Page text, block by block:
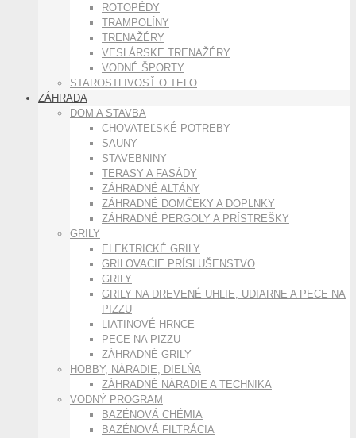
ROTOPÉDY
TRAMPOLÍNY
TRENAŽÉRY
VESLÁRSKE TRENAŽÉRY
VODNÉ ŠPORTY
STAROSTLIVOSŤ O TELO
ZÁHRADA
DOM A STAVBA
CHOVATEĽSKÉ POTREBY
SAUNY
STAVEBNINY
TERASY A FASÁDY
ZÁHRADNÉ ALTÁNY
ZÁHRADNÉ DOMČEKY A DOPLNKY
ZÁHRADNÉ PERGOLY A PRÍSTREŠKY
GRILY
ELEKTRICKÉ GRILY
GRILOVACIE PRÍSLUŠENSTVO
GRILY
GRILY NA DREVENÉ UHLIE, UDIARNE A PECE NA
PIZZU
LIATINOVÉ HRNCE
PECE NA PIZZU
ZÁHRADNÉ GRILY
HOBBY, NÁRADIE, DIELŇA
ZÁHRADNÉ NÁRADIE A TECHNIKA
VODNÝ PROGRAM
BAZÉNOVÁ CHÉMIA
BAZÉNOVÁ FILTRÁCIA